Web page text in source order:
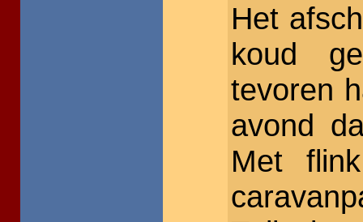
Het
koud
tevoren
avond
Met